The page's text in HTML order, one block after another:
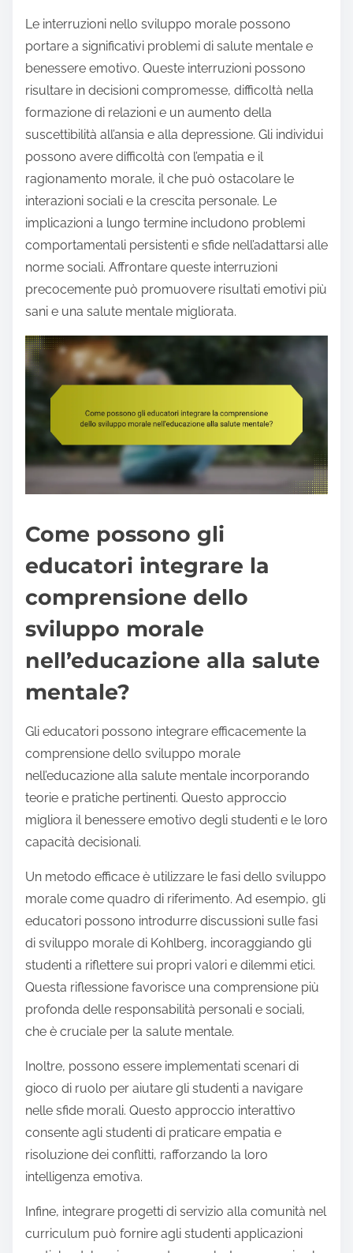
Le interruzioni nello sviluppo morale possono
portare a significativi problemi di salute mentale e
benessere emotivo. Queste interruzioni possono
risultare in decisioni compromesse, difficoltà nella
formazione di relazioni e un aumento della
suscettibilità all’ansia e alla depressione. Gli individui
possono avere difficoltà con l’empatia e il
ragionamento morale, il che può ostacolare le
interazioni sociali e la crescita personale. Le
implicazioni a lungo termine includono problemi
comportamentali persistenti e sfide nell’adattarsi alle
norme sociali. Affrontare queste interruzioni
precocemente può promuovere risultati emotivi più
sani e una salute mentale migliorata.
Come possono gli
educatori integrare la
comprensione dello
sviluppo morale
nell’educazione alla salute
mentale?
Gli educatori possono integrare efficacemente la
comprensione dello sviluppo morale
nell’educazione alla salute mentale incorporando
teorie e pratiche pertinenti. Questo approccio
migliora il benessere emotivo degli studenti e le loro
capacità decisionali.
Un metodo efficace è utilizzare le fasi dello sviluppo
morale come quadro di riferimento. Ad esempio, gli
educatori possono introdurre discussioni sulle fasi
di sviluppo morale di Kohlberg, incoraggiando gli
studenti a riflettere sui propri valori e dilemmi etici.
Questa riflessione favorisce una comprensione più
profonda delle responsabilità personali e sociali,
che è cruciale per la salute mentale.
Inoltre, possono essere implementati scenari di
gioco di ruolo per aiutare gli studenti a navigare
nelle sfide morali. Questo approccio interattivo
consente agli studenti di praticare empatia e
risoluzione dei conflitti, rafforzando la loro
intelligenza emotiva.
Infine, integrare progetti di servizio alla comunità nel
curriculum può fornire agli studenti applicazioni